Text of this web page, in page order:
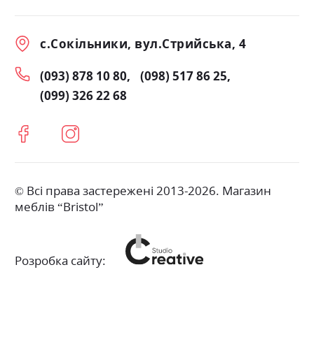
с.Сокільники, вул.Стрийська, 4
(093) 878 10 80
(098) 517 86 25
(099) 326 22 68
© Всі права застережені 2013-2026. Магазин
меблів “Bristol”
Розробка сайту: